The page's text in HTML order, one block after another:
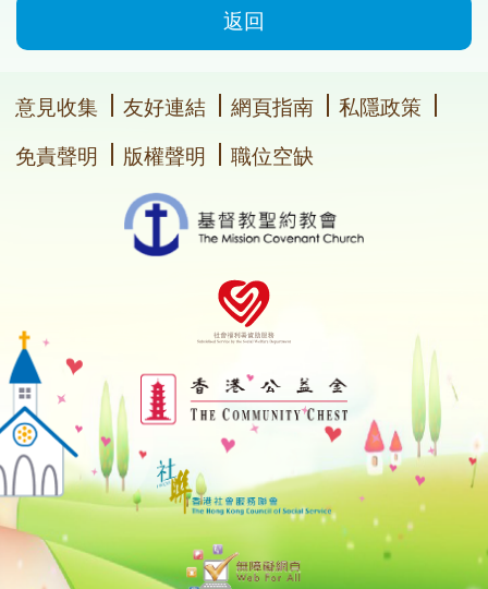
返回
意見收集 友好連結 網頁指南
私隱政策
免責聲明
版權聲明 職位空缺